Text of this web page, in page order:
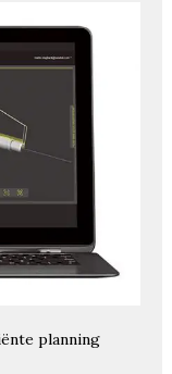
planning